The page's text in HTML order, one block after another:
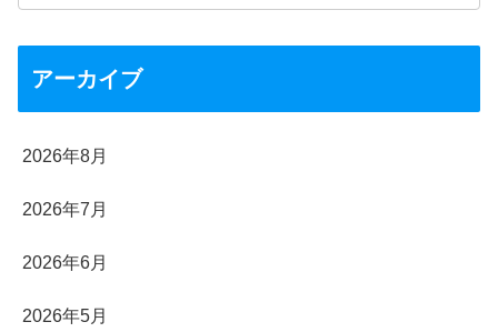
アーカイブ
2026年8月
2026年7月
2026年6月
2026年5月